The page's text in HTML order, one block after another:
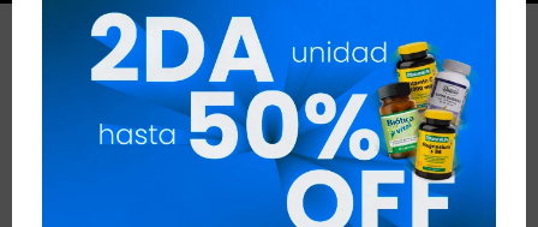
VITAMINA E
VITAMINA E QUITAR FILTROS
RECOMENDADOS